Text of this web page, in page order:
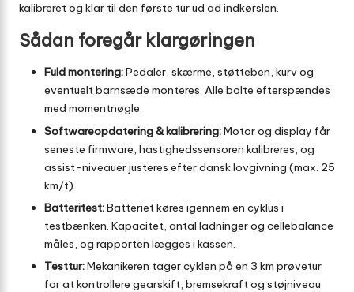
kalibreret og klar til den første tur ud ad indkørslen.
Sådan foregår klargøringen
Fuld montering:Pedaler, skærme, støtteben, kurv og
eventuelt barnsæde monteres. Alle bolte efterspændes
med momentnøgle.
Softwareopdatering & kalibrering:Motor og display får
seneste firmware, hastighedssensoren kalibreres, og
assist-niveauer justeres efter dansk lovgivning (max. 25
km/t).
Batteritest:Batteriet køres igennem en cyklus i
testbænken. Kapacitet, antal ladninger og cellebalance
måles, og rapporten lægges i kassen.
Testtur:Mekanikeren tager cyklen på en 3 km prøvetur
for at kontrollere gearskift, bremsekraft og støjniveau